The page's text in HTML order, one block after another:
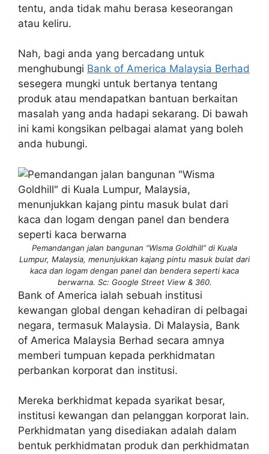
tentu, anda tidak mahu berasa keseorangan
atau keliru.
Nah, bagi anda yang bercadang untuk
menghubungi Bank of America Malaysia Berhad
sesegera mungki untuk bertanya tentang
produk atau mendapatkan bantuan berkaitan
masalah yang anda hadapi sekarang. Di bawah
ini kami kongsikan pelbagai alamat yang boleh
anda hubungi.
Pemandangan jalan bangunan “Wisma Goldhill” di Kuala
Lumpur, Malaysia, menunjukkan kajang pintu masuk bulat dari
kaca dan logam dengan panel dan bendera seperti kaca
berwarna. Sc: Google Street View & 360.
Bank of America ialah sebuah institusi
kewangan global dengan kehadiran di pelbagai
negara, termasuk Malaysia. Di Malaysia, Bank
of America Malaysia Berhad secara amnya
memberi tumpuan kepada perkhidmatan
perbankan korporat dan institusi.
Mereka berkhidmat kepada syarikat besar,
institusi kewangan dan pelanggan korporat lain.
Perkhidmatan yang disediakan adalah dalam
bentuk perkhidmatan produk dan perkhidmatan